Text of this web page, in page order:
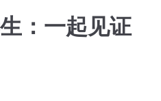
：一起见证